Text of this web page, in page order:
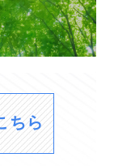
ちら